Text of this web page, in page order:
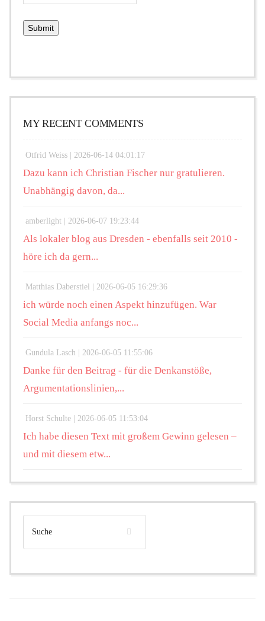
MY RECENT COMMENTS
Otfrid Weiss | 2026-06-14 04:01:17
Dazu kann ich Christian Fischer nur gratulieren.
Unabhängig davon, da...
amberlight | 2026-06-07 19:23:44
Als lokaler blog aus Dresden - ebenfalls seit 2010 -
höre ich da gern...
Matthias Daberstiel | 2026-06-05 16:29:36
ich würde noch einen Aspekt hinzufügen. War
Social Media anfangs noc...
Gundula Lasch | 2026-06-05 11:55:06
Danke für den Beitrag - für die Denkanstöße,
Argumentationslinien,...
Horst Schulte | 2026-06-05 11:53:04
Ich habe diesen Text mit großem Gewinn gelesen –
und mit diesem etw...